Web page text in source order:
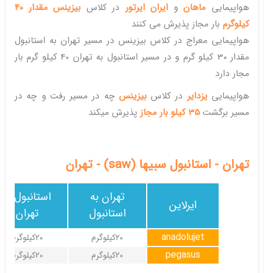
هواپیمایی ماهانو ایران ایرتوردر کلاس
بیزینس مقدار 40
کیلوگرم بار مجاز پذیرش می کنند
هواپیمایی معراج در کلاس بیزینس در مسیر تهران به استانبول
مقدار 30 کیلو گرم و در مسیر استانبول به تهران 40 کیلو گرم بار
مجار دارد
هواپیمایییزدایر در کلاسبیزینس چه در مسیر رفت و چه در
مسیر برگشت35 کیلو بار مجاز پذیرش میکند
تهران - استانبول سبیها (saw) - تهران
استانبول به
تهران
تهران به
استانبول
ایرلاین
20کیلوگرم 20کیلوگرم anadolujet
20کیلوگرم 20کیلوگرم pegasus